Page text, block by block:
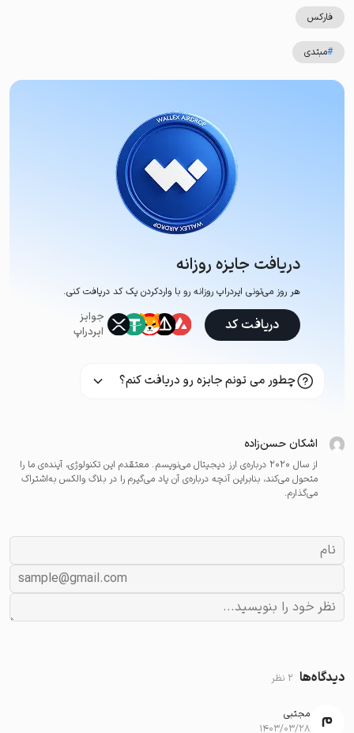
فارکس
#مبتدی
دریافت جایزه روزانه
هر روز می‌تونی ایردراپ روزانه رو با وارد‌کردن یک کد دریافت کنی.
جوایز
ایردراپ
دریافت کد
چطور می تونم جایزه رو دریافت کنم؟
اشکان حسن‌زاده
از سال ۲۰۲۰ درباره‌ی ارز دیجیتال می‌نویسم. معتقدم این تکنولوژی، آینده‌ی ما را
متحول می‌کند، بنابراین آنچه درباره‌ی آن یاد می‌گیرم را در بلاگ والکس به‌اشتراک
می‌گذارم.
دیدگاه‌ها 2 نظر
مجتبی
۱۴۰۳/۰۳/۲۸